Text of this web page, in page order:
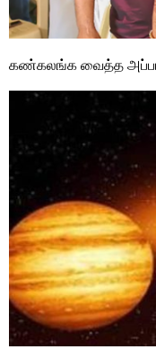
கண்கலங்க வைத்த அப்பா